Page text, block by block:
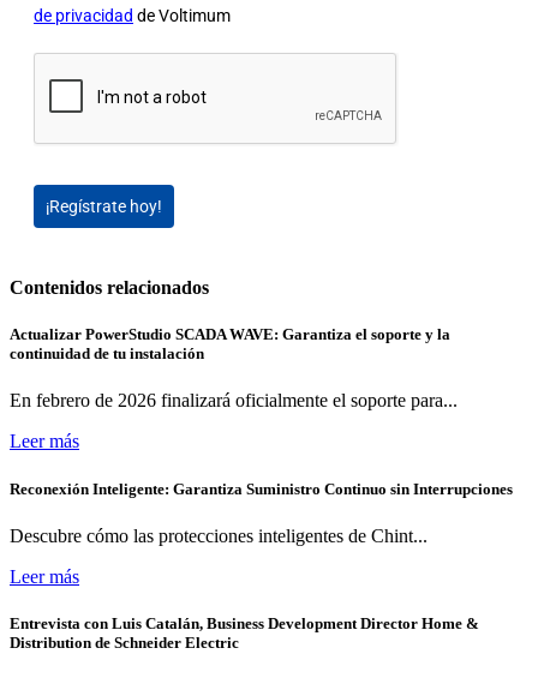
de privacidad de Voltimum
¡Regístrate hoy!
Contenidos relacionados
Actualizar PowerStudio SCADA WAVE: Garantiza el soporte y la
continuidad de tu instalación
En febrero de 2026 finalizará oficialmente el soporte para...
Leer más
Reconexión Inteligente: Garantiza Suministro Continuo sin Interrupciones
Descubre cómo las protecciones inteligentes de Chint...
Leer más
Entrevista con Luis Catalán, Business Development Director Home &
Distribution de Schneider Electric